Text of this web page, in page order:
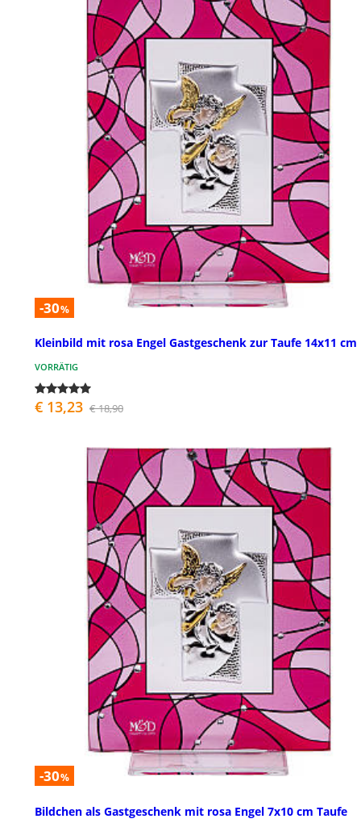
-30%
Kleinbild mit rosa Engel Gastgeschenk zur Taufe 14x11 cm
VORRÄTIG
€ 13,23 € 18,90
-30%
Bildchen als Gastgeschenk mit rosa Engel 7x10 cm Taufe